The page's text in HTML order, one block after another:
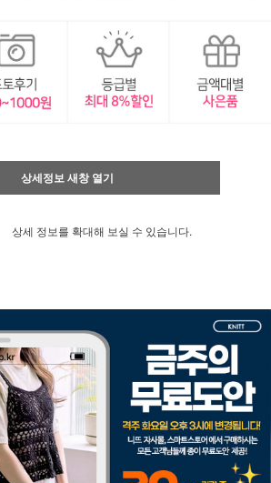
상세정보 새창 열기
상세 정보를 확대해 보실 수 있습니다.